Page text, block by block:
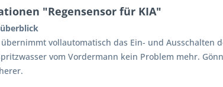
"Regensensor für KIA"
übernimmt vollautomatisch das Ein- und Ausschalten
vom Vordermann kein Problem mehr.